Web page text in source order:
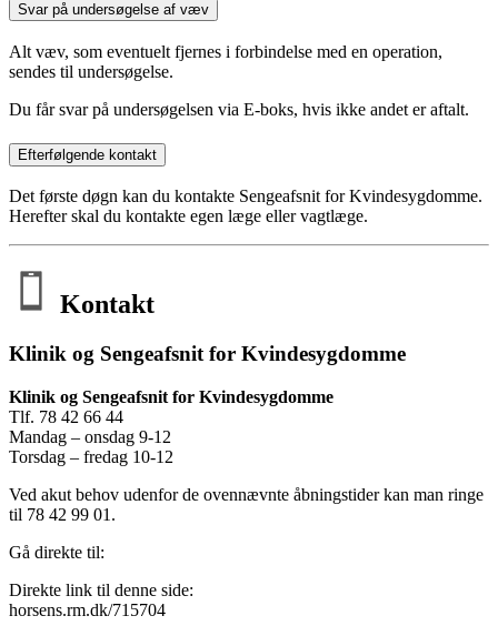
Svar på undersøgelse af væv
Alt væv, som eventuelt fjernes i forbindelse med en operation,
sendes til undersøgelse.
Du får svar på undersøgelsen via E-boks, hvis ikke andet er aftalt.
Efterfølgende kontakt
Det første døgn kan du kontakte Sengeafsnit for Kvindesygdomme.
Herefter skal du kontakte egen læge eller vagtlæge.
Kontakt
Klinik og Sengeafsnit for Kvindesygdomme
Klinik og Sengeafsnit for Kvindesygdomme
Tlf. 78 42 66 44
Mandag – onsdag 9-12
Torsdag – fredag 10-12
Ved akut behov udenfor de ovennævnte åbningstider kan man ringe
til 78 42 99 01.
Gå direkte til:
Direkte link til denne side:
horsens.rm.dk/715704